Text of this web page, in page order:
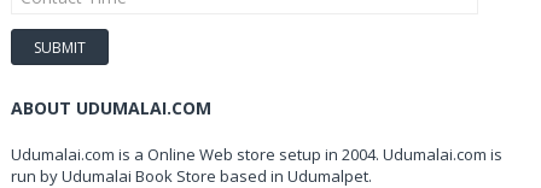
ABOUT UDUMALAI.COM
Udumalai.com is a Online Web store setup in 2004. Udumalai.com is
run by Udumalai Book Store based in Udumalpet.